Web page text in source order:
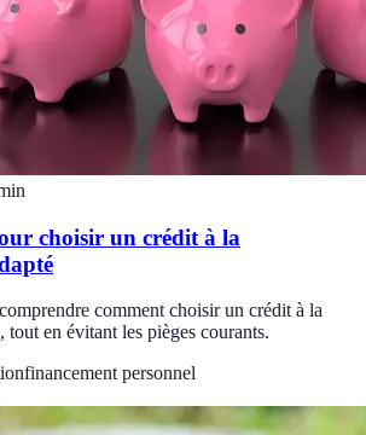
choisir un crédit à la
comment choisir un crédit à la
tout en évitant les pièges courants.
financement personnel